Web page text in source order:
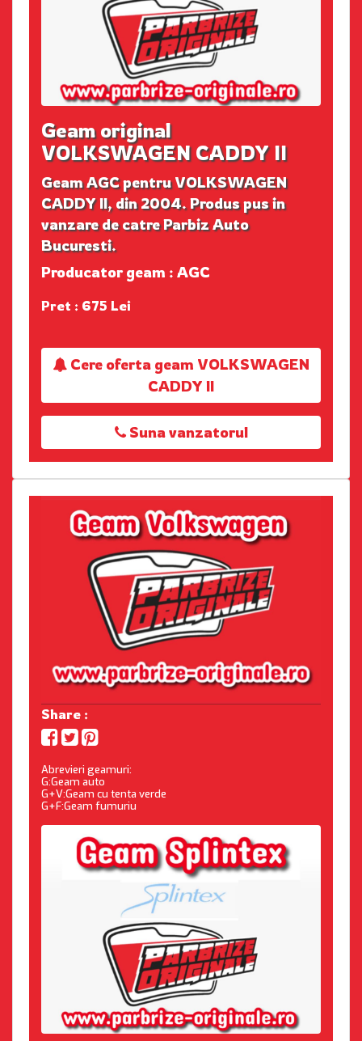
Geam original
VOLKSWAGEN CADDY II
Geam AGC pentru VOLKSWAGEN
CADDY II, din 2004. Produs pus in
vanzare de catre Parbiz Auto
Bucuresti.
Producator geam : AGC
Pret : 675 Lei
Cere oferta geam VOLKSWAGEN
CADDY II
Suna vanzatorul
Share :
Abrevieri geamuri:
G:Geam auto
G+V:Geam cu tenta verde
G+F:Geam fumuriu